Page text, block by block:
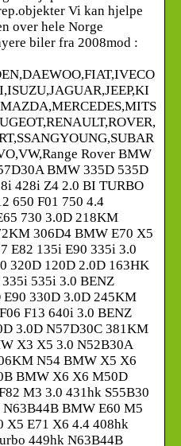
Vi kan hjelpe
over hele Norge
biler fra 2008mod :
Rover BMW
BMW 335D 535D
428i Z4 2.0 BI TURBO
650 F01 750 4.4
730 3.0D 218KM
306D4 BMW E70 X5
E82 135i E90 335i 3.0
320D 120D 2.0D 163HK
535i 3.0 BENZ
330D 3.0D 245KM
F13 640i 3.0 BENZ
3.0D N57D30C 381KM
X3 X5 3.0 N52B30A
N54 BMW X5 X6
BMW X6 X6 M50D
M3 3.0 431hk S55B30
BMW E60 M5
X5 E71 X6 4.4 408hk
449hk N63B44B